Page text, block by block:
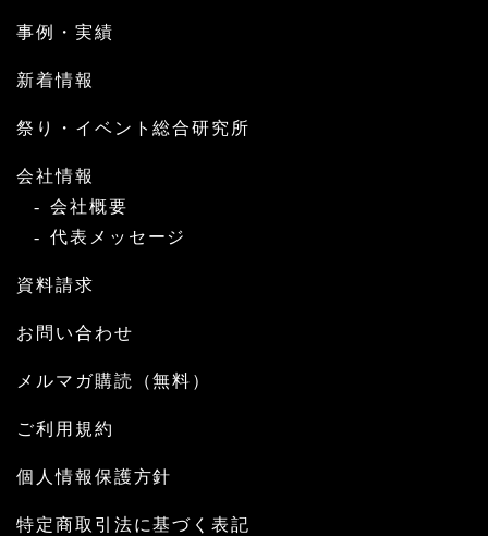
事例・実績
新着情報
祭り・イベント総合研究所
会社情報
会社概要
代表メッセージ
資料請求
お問い合わせ
メルマガ購読（無料）
ご利用規約
個人情報保護方針
特定商取引法に基づく表記